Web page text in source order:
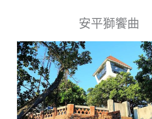
安平獅饗曲